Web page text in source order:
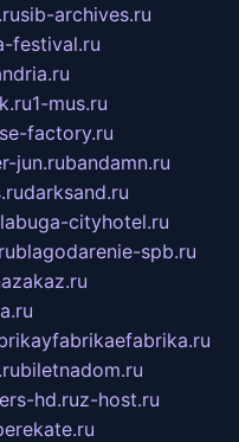
sib-archives.ru
festival.ru
1-mus.ru
factory.ru
jun.rubandamn.ru
darksand.ru
cityhotel.ru
blagodarenie-spb.ru
biletnadom.ru
hd.ruz-host.ru